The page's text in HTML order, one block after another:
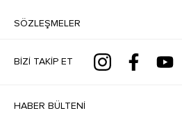
SÖZLEŞMELER
BIZI TAKIP ET
HABER BÜLTENI